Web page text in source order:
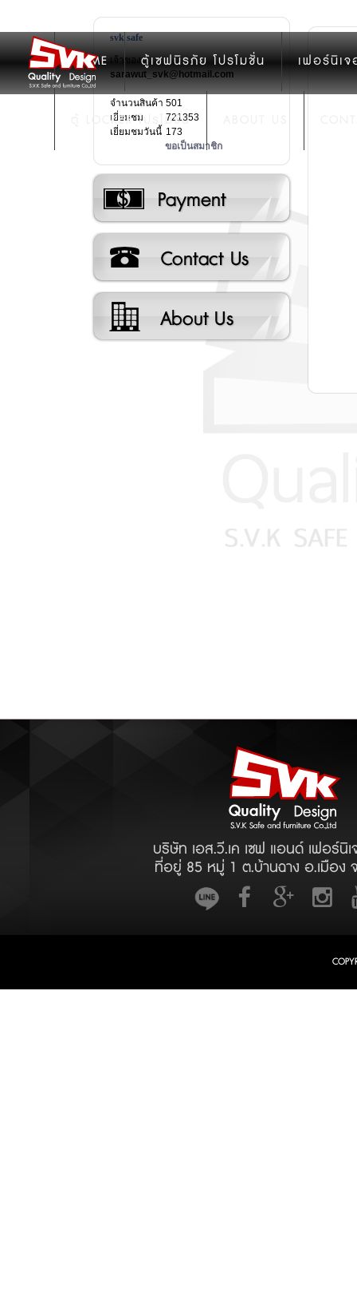
HOME ตู้เซฟนิรภัย โปรโมชั่น เฟอร์นิเ
ตู้ LOCKER โปรโมชั่น
svk safe
เจ้าของ:
sarawut_svk@hotmail.com
จำนวนสินค้า 501
เยี่ยมชม
721353
เยี่ยมชมวันนี้ 173
ขอเป็นสมาชิก
บริษัท เอส.วี.เค เซฟ แอนด์ เฟอร์นิ
ที่อยู่ 85 หมู่ 1 ต.บ้านฉาง อ.เมือง